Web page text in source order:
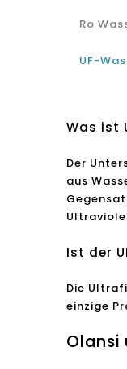
Ro
UF-
Was ist
Der
aus
Ist der
Die
einzige
Olansi